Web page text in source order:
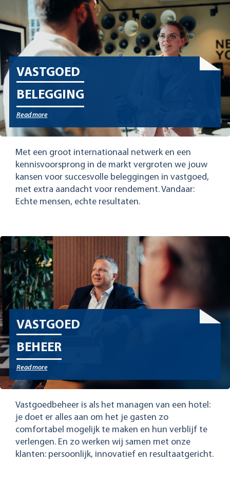
VASTGOED
BELEGGING
Read more
Met een groot internationaal netwerk en een
kennisvoorsprong in de markt vergroten we jouw
kansen voor succesvolle beleggingen in vastgoed,
met extra aandacht voor rendement. Vandaar:
Echte mensen, echte resultaten.
VASTGOED
BEHEER
Read more
Vastgoedbeheer is als het managen van een hotel:
je doet er alles aan om het je gasten zo
comfortabel mogelijk te maken en hun verblijf te
verlengen. En zo werken wij samen met onze
klanten: persoonlijk, innovatief en resultaatgericht.